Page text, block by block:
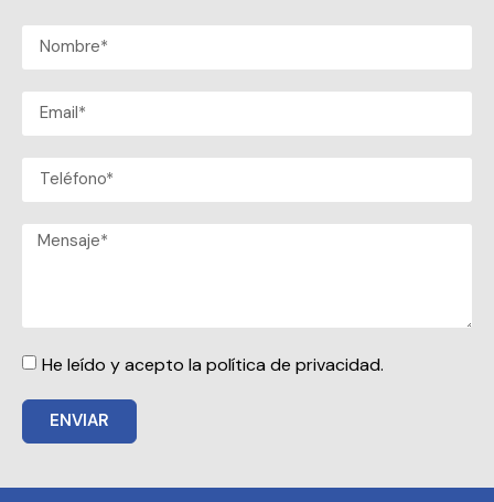
He leído y acepto la política de privacidad.
ENVIAR